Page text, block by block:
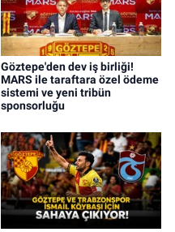
Göztepe'den dev iş birliği!
MARS ile taraftara özel ödeme
sistemi ve yeni tribün
sponsorluğu